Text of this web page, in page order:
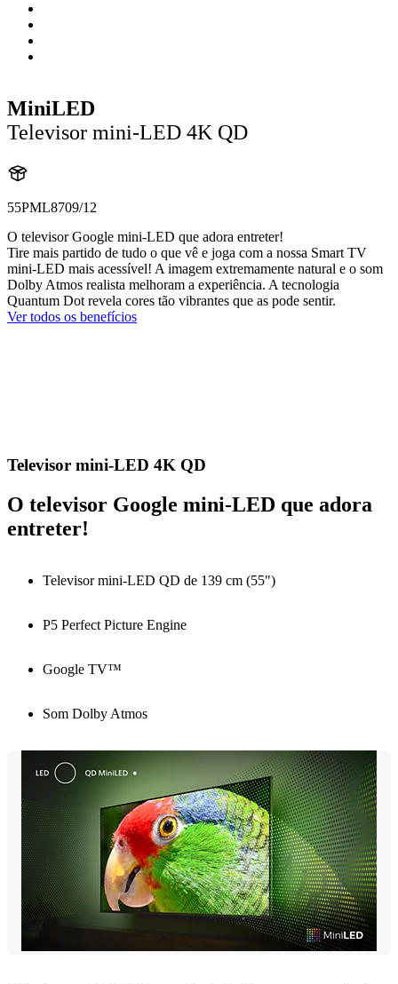
MiniLED
Televisor mini-LED 4K QD
55PML8709/12
O televisor Google mini-LED que adora entreter!
Tire mais partido de tudo o que vê e joga com a nossa Smart TV
mini-LED mais acessível! A imagem extremamente natural e o som
Dolby Atmos realista melhoram a experiência. A tecnologia
Quantum Dot revela cores tão vibrantes que as pode sentir.
Ver todos os benefícios
Televisor mini-LED 4K QD
O televisor Google mini-LED que adora
entreter!
Televisor mini-LED QD de 139 cm (55")
P5 Perfect Picture Engine
Google TV™
Som Dolby Atmos